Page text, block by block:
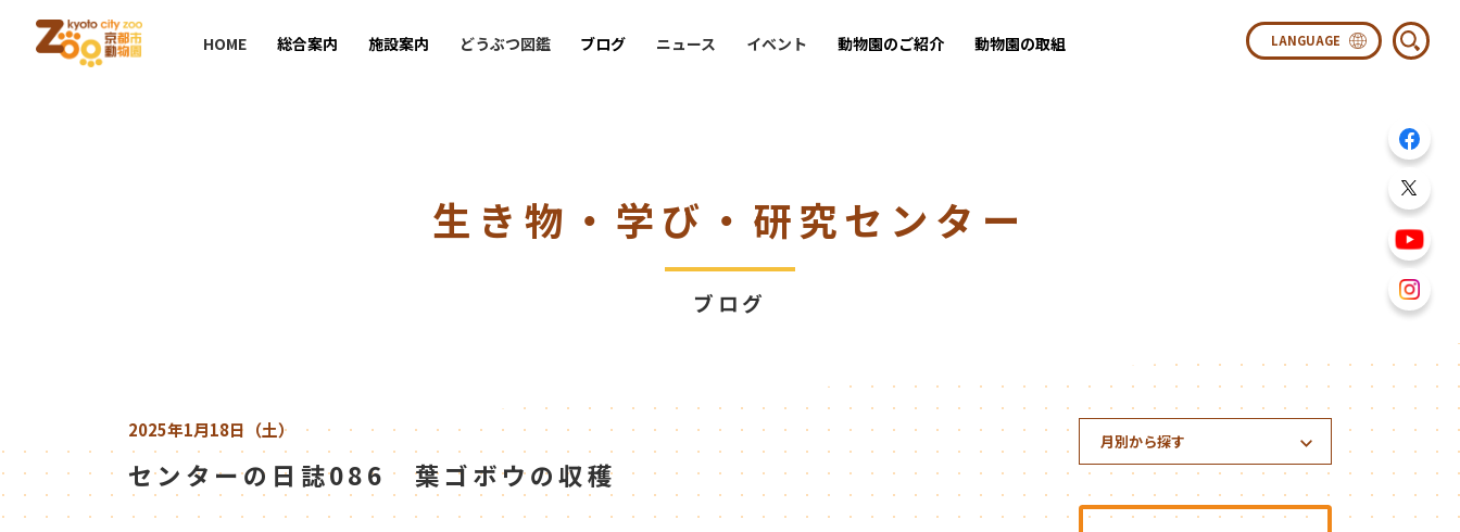
HOME 総合案内 施設案内 どうぶつ図鑑 ブログ ニュース イベント 動物園のご紹介 動物園の取組
生き物・学び・研究センター
ブログ
2025年1月18日（土）
センターの日誌086 葉ゴボウの収穫